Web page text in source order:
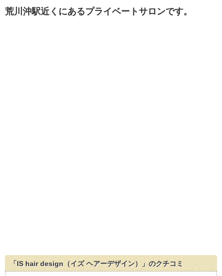
荒川沖駅近くにあるプライベートサロンです。
「IS hair design（イズ ヘアーデザイン）」のクチコミ